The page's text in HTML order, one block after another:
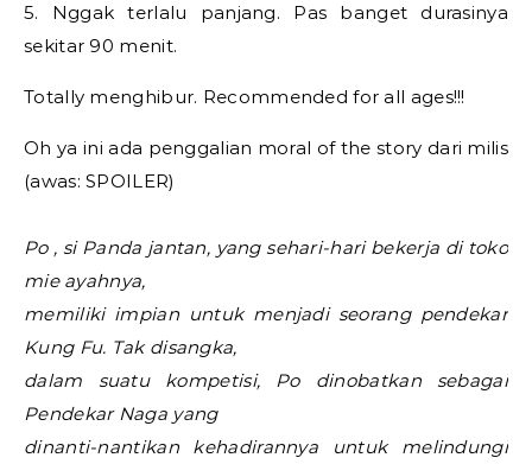
5. Nggak terlalu panjang. Pas banget durasinya
sekitar 90 menit.
Totally menghibur. Recommended for all ages!!!
Oh ya ini ada penggalian moral of the story dari milis
(awas: SPOILER)
Po , si Panda jantan, yang sehari-hari bekerja di toko
mie ayahnya,
memiliki impian untuk menjadi seorang pendekar
Kung Fu. Tak disangka,
dalam suatu kompetisi, Po dinobatkan sebagai
Pendekar Naga yang
dinanti-nantikan kehadirannya untuk melindungi